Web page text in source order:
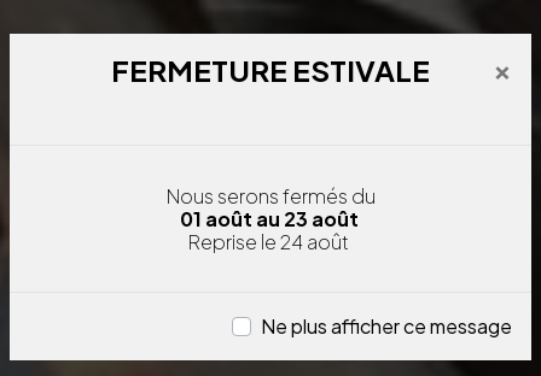
FERMETURE ESTIVALE ×
Nous serons fermés du
01 août au 23 août
Reprise le 24 août
Ne plus afficher ce message